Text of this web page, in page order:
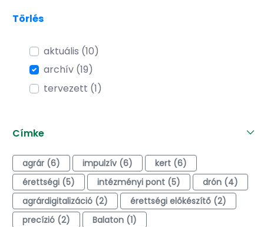
Törlés
aktuális (10)
archív (19)
tervezett (1)
Címke
agrár (6) impulzív (6)
kert (6)
érettségi (5)
intézményi pont (5)
drón (4)
agrárdigitalizáció (2)
érettségi előkészítő (2)
precízió (2)
Balaton (1)